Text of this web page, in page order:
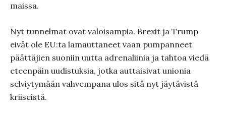
maissa.
Nyt tunnelmat ovat valoisampia. Brexit ja Trump
eivät ole EU:ta lamauttaneet vaan pumpanneet
päättäjien suoniin uutta adrenaliinia ja tahtoa viedä
eteenpäin uudistuksia, jotka auttaisivat unionia
selviytymään vahvempana ulos sitä nyt jäytävistä
kriiseistä.